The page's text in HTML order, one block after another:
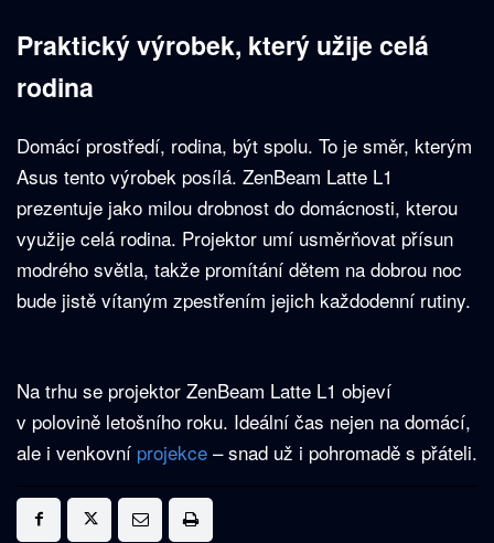
Praktický výrobek, který užije celá
rodina
Domácí prostředí, rodina, být spolu. To je směr, kterým
Asus tento výrobek posílá. ZenBeam Latte L1
prezentuje jako milou drobnost do domácnosti, kterou
využije celá rodina. Projektor umí usměrňovat přísun
modrého světla, takže promítání dětem na dobrou noc
bude jistě vítaným zpestřením jejich každodenní rutiny.
Na trhu se projektor ZenBeam Latte L1 objeví
v polovině letošního roku. Ideální čas nejen na domácí,
ale i venkovní projekce – snad už i pohromadě s přáteli.